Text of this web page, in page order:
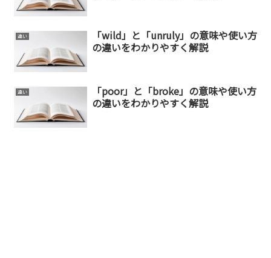
違い
「wild」と「unruly」の意味や使い方
の違いをわかりやすく解説
違い
「poor」と「broke」の意味や使い方
の違いをわかりやすく解説